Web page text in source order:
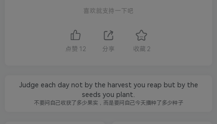
喜欢就支持一下吧
点赞 12 分享 收藏 2
Judge each day not by the harvest you reap but by the
seeds you plant.
不要问自己收获了多少果实，而是要问自己今天播种了多少种子